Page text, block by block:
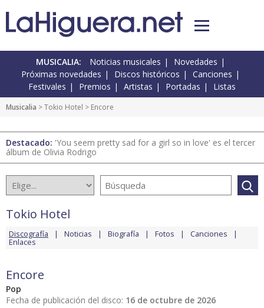
MUSICALIA: Noticias musicales
Novedades
Próximas novedades
Discos históricos
Canciones
Festivales
Premios Artistas Portadas Listas
Musicalia >Tokio Hotel > Encore
Destacado: 'You seem pretty sad for a girl so in love' es el tercer
álbum de Olivia Rodrigo
Tokio Hotel
Discografía Noticias Biografía Fotos Canciones
Enlaces
Encore
Pop
Fecha de publicación del disco: 16 de octubre de 2026